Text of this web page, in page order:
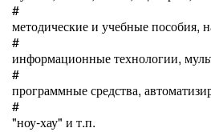
#
методические и учебные пособия,
#
информационные технологии,
#
программные средства,
#
"ноу-хау" и т.п.